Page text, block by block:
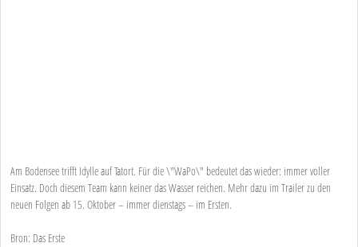
Am Bodensee trifft Idylle auf Tatort. Für die \"WaPo\" bedeutet das wieder: immer voller
Einsatz. Doch diesem Team kann keiner das Wasser reichen. Mehr dazu im Trailer zu den
neuen Folgen ab 15. Oktober – immer dienstags – im Ersten.
Bron: Das Erste